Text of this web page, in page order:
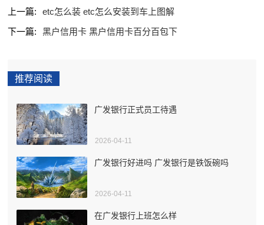
上一篇:
etc怎么装 etc怎么安装到车上图解
下一篇:
黑户信用卡 黑户信用卡百分百包下
推荐阅读
广发银行正式员工待遇
2026-04-11
广发银行好进吗 广发银行是铁饭碗吗
2026-04-11
在广发银行上班怎么样